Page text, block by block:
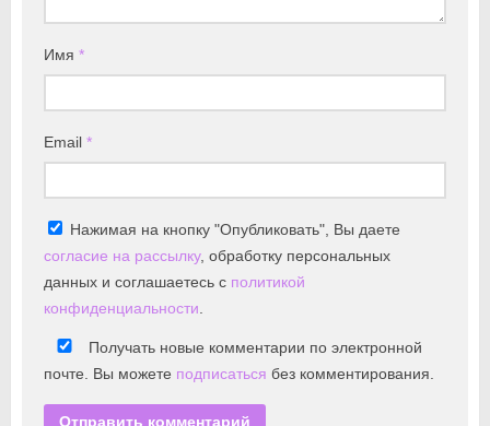
Имя *
Email *
Нажимая на кнопку "Опубликовать", Вы даете
согласие на рассылку, обработку персональных
данных и соглашаетесь с политикой
конфиденциальности
Получать новые комментарии по электронной
почте. Вы можете подписаться без комментирования.